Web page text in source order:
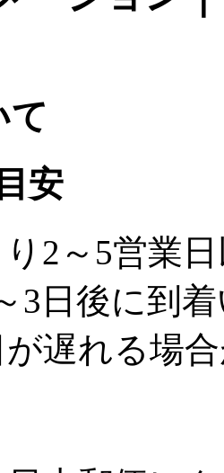
て
安
2～5営業
3日後に到
遅れる場